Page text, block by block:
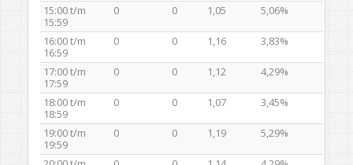
15:00 t/m
15:59
0 0 1,05 5,06%
16:00 t/m
16:59
0 0 1,16 3,83%
17:00 t/m
17:59
0 0 1,12 4,29%
18:00 t/m
18:59
0 0 1,07 3,45%
19:00 t/m
19:59
0 0 1,19 5,29%